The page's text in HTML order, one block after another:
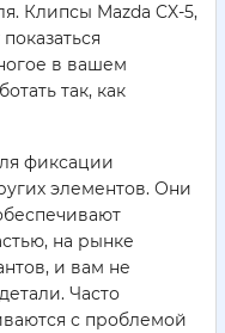
Клипсы Mazda CX-5,
в вашем
так, как
фиксации
элементов. Они
на рынке
и вам не
Часто
с проблемой